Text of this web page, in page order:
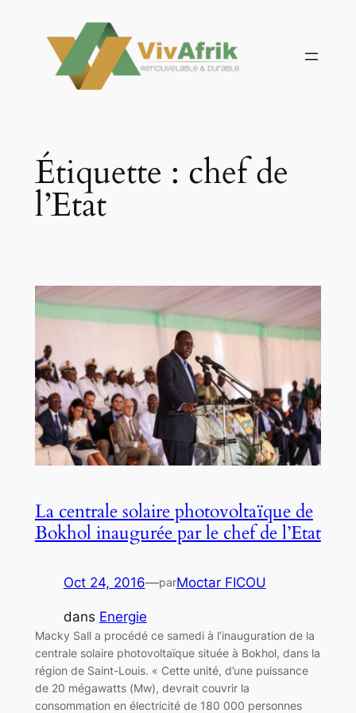
contenu
Étiquette : chef de
l’Etat
La centrale solaire photovoltaïque de
Bokhol inaugurée par le chef de l’Etat
Oct 24, 2016—parMoctar FICOU
dans Energie
Macky Sall a procédé ce samedi à l’inauguration de la
centrale solaire photovoltaïque située à Bokhol, dans la
région de Saint-Louis. « Cette unité, d’une puissance
de 20 mégawatts (Mw), devrait couvrir la
consommation en électricité de 180 000 personnes